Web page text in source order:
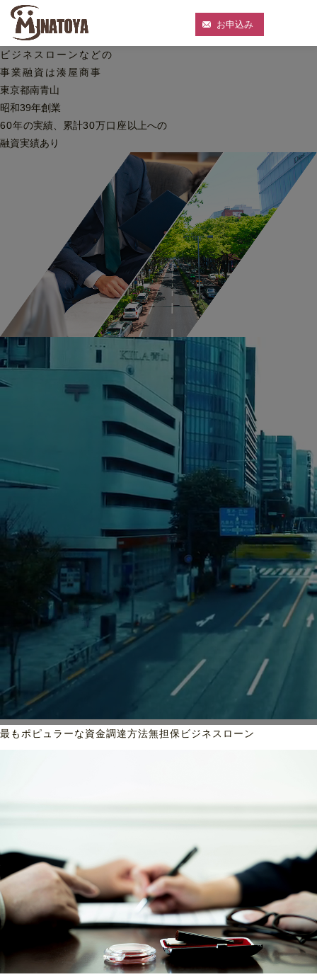
お申込み
ビジネスローンなどの
事業融資は湊屋商事
東京都南青山
昭和39年創業
60年の実績、累計30万口座 以上への
融資実績あり
最もポピュラーな資金調達方法無担保ビジネスローン